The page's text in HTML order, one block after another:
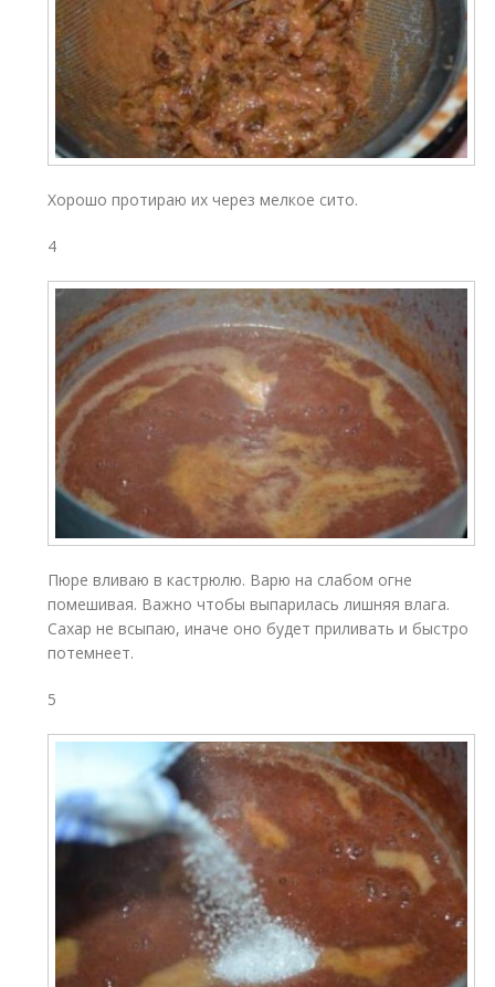
Хорошо протираю их через мелкое сито.
4
Пюре вливаю в кастрюлю. Варю на слабом огне
помешивая. Важно чтобы выпарилась лишняя влага.
Сахар не всыпаю, иначе оно будет приливать и быстро
потемнеет.
5